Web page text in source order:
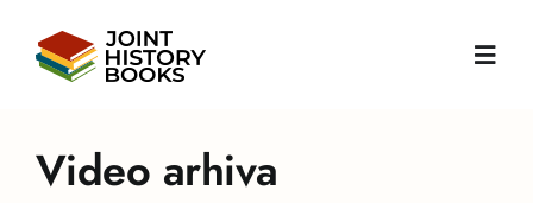
content
Početna
Video arhiva